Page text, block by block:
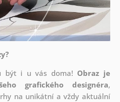
být i u vás doma! Obraz je
grafického designéra,
na unikátní a vždy aktuální